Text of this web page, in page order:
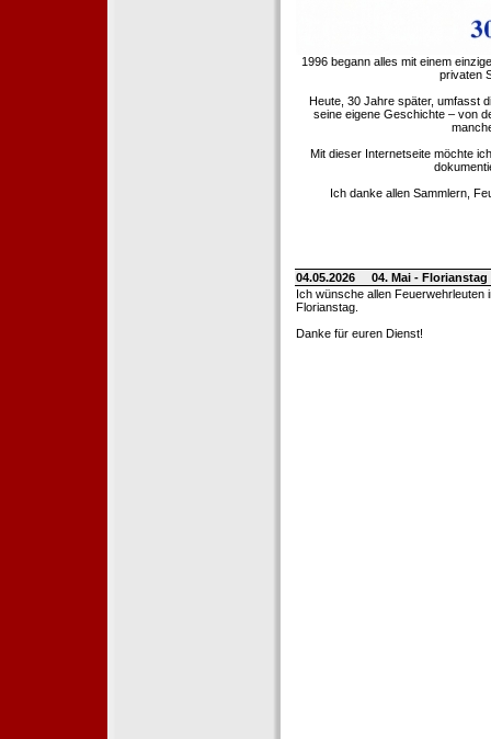
1996 begann alles mit einem
privaten
Heute, 30 Jahre später, umfasst
seine eigene Geschichte – von
Mit dieser Internetseite möchte
Ich danke allen Sammlern,
04.05.2026
04. Mai -
Ich wünsche allen Feuerwehrleuten
Florianstag.
Danke für euren Dienst!